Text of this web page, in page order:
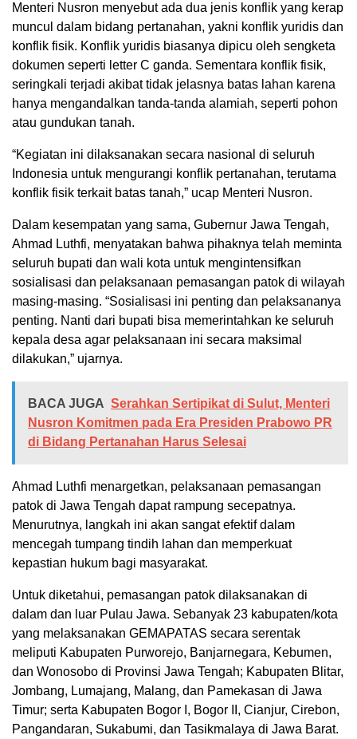
Menteri Nusron menyebut ada dua jenis konflik yang kerap
muncul dalam bidang pertanahan, yakni konflik yuridis dan
konflik fisik. Konflik yuridis biasanya dipicu oleh sengketa
dokumen seperti letter C ganda. Sementara konflik fisik,
seringkali terjadi akibat tidak jelasnya batas lahan karena
hanya mengandalkan tanda-tanda alamiah, seperti pohon
atau gundukan tanah.
“Kegiatan ini dilaksanakan secara nasional di seluruh
Indonesia untuk mengurangi konflik pertanahan, terutama
konflik fisik terkait batas tanah,” ucap Menteri Nusron.
Dalam kesempatan yang sama, Gubernur Jawa Tengah,
Ahmad Luthfi, menyatakan bahwa pihaknya telah meminta
seluruh bupati dan wali kota untuk mengintensifkan
sosialisasi dan pelaksanaan pemasangan patok di wilayah
masing-masing. “Sosialisasi ini penting dan pelaksananya
penting. Nanti dari bupati bisa memerintahkan ke seluruh
kepala desa agar pelaksanaan ini secara maksimal
dilakukan,” ujarnya.
BACA JUGA Serahkan Sertipikat di Sulut, Menteri
Nusron Komitmen pada Era Presiden Prabowo PR
di Bidang Pertanahan Harus Selesai
Ahmad Luthfi menargetkan, pelaksanaan pemasangan
patok di Jawa Tengah dapat rampung secepatnya.
Menurutnya, langkah ini akan sangat efektif dalam
mencegah tumpang tindih lahan dan memperkuat
kepastian hukum bagi masyarakat.
Untuk diketahui, pemasangan patok dilaksanakan di
dalam dan luar Pulau Jawa. Sebanyak 23 kabupaten/kota
yang melaksanakan GEMAPATAS secara serentak
meliputi Kabupaten Purworejo, Banjarnegara, Kebumen,
dan Wonosobo di Provinsi Jawa Tengah; Kabupaten Blitar,
Jombang, Lumajang, Malang, dan Pamekasan di Jawa
Timur; serta Kabupaten Bogor I, Bogor II, Cianjur, Cirebon,
Pangandaran, Sukabumi, dan Tasikmalaya di Jawa Barat.